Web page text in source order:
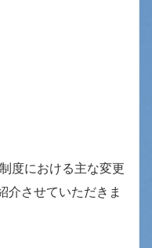
度における主な変更
させていただきま